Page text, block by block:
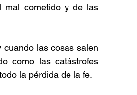
mal cometido y de las
las cosas salen
como las catástrofes
la pérdida de la fe.